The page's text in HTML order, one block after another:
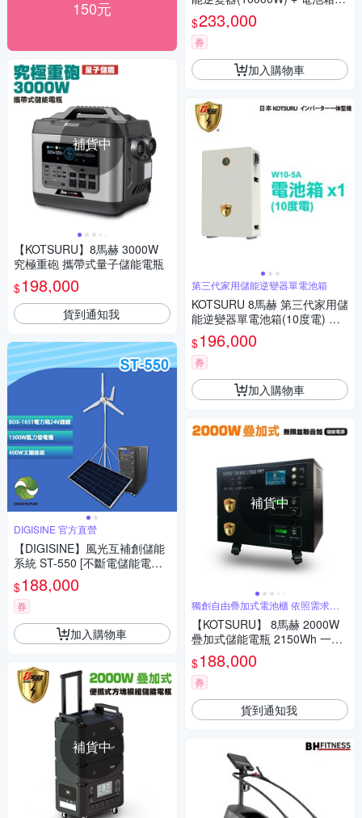
150元
補貨中
【KOTSURU】8馬赫 3000W
究極重砲 攜帶式量子儲能電瓶
$198,000
貨到通知我
DIGISINE 官方直營
【DIGISINE】風光互補創儲能
系統 ST-550 [不斷電儲能電力
箱 24V 鋰鐵電池 BOX-1651][1
500W風力發電機][400W太陽能
板]
$188,000
券
加入購物車
補貨中
(5度電) 容量可擴充 施工另計現
場估價
$233,000
券
加入購物車
第三代家用儲能逆變器單電池箱
KOTSURU 8馬赫 第三代家用儲
能逆變器單電池箱(10度電) 施
工另計現場估價
$196,000
券
加入購物車
補貨中
獨創自由疊加式電池櫃 依照需求調
整瓦時
【KOTSURU】 8馬赫 2000W
疊加式儲能電瓶 2150Wh 一主
機＋二層電池櫃(夜市擺攤 停電
電霸 電桶 存電 儲電 防災 醫療
救車 發電機 戶外露營 緊急用電
不斷電 特斯拉)
$188,000
券
貨到通知我